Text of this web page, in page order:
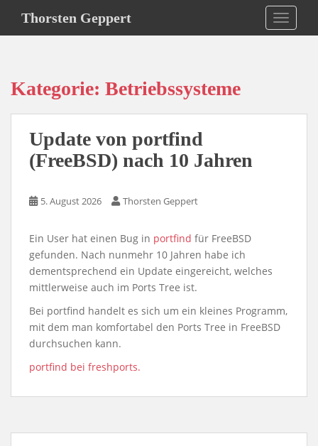
i
Thorsten Geppert
Kategorie: Betriebssysteme
Update von portfind
(FreeBSD) nach 10 Jahren
5. August 2026 Thorsten Geppert
Ein User hat einen Bug in portfind für FreeBSD
gefunden. Nach nunmehr 10 Jahren habe ich
dementsprechend ein Update eingereicht, welches
mittlerweise auch im Ports Tree ist.
Bei portfind handelt es sich um ein kleines Programm,
mit dem man komfortabel den Ports Tree in FreeBSD
durchsuchen kann.
portfind bei freshports.